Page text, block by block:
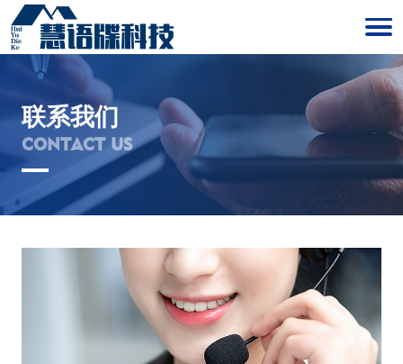
联系我们
CONTACT US